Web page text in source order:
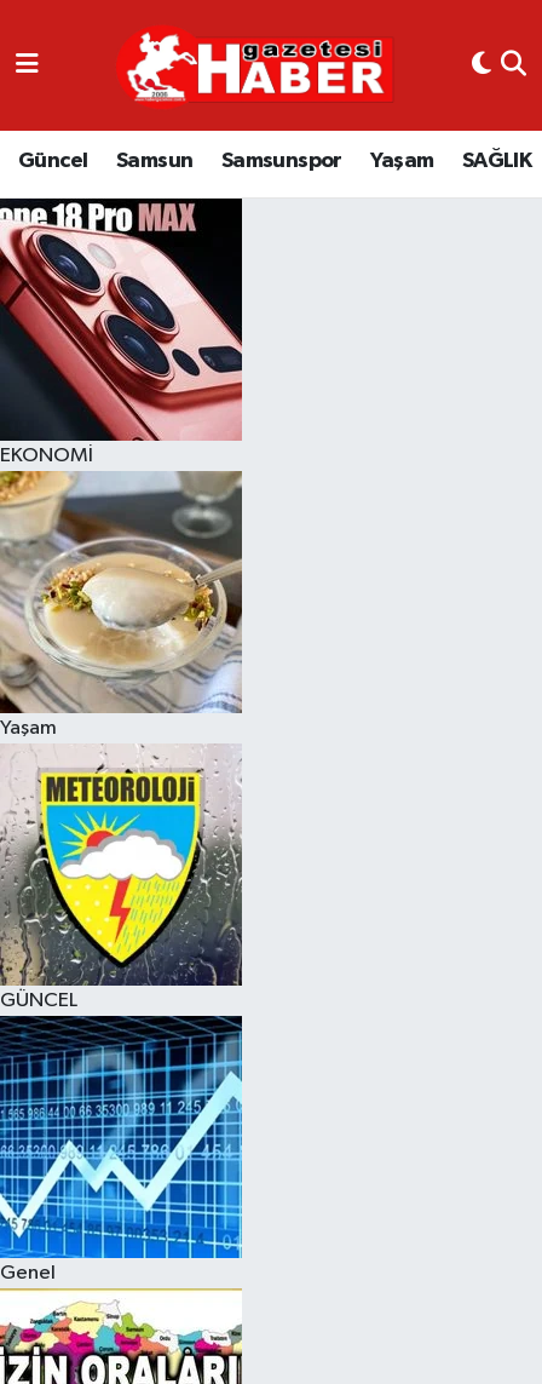
Güncel Samsun Samsunspor Yaşam SAĞLIK
EKONOMİ
Yaşam
GÜNCEL
Genel
GÜNCEL
SAMSUN
SAMSUNSPOR
EKONOMİ
YAŞAM